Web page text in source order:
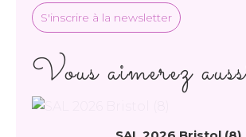
S'inscrire à la newsletter
Vous aimerez